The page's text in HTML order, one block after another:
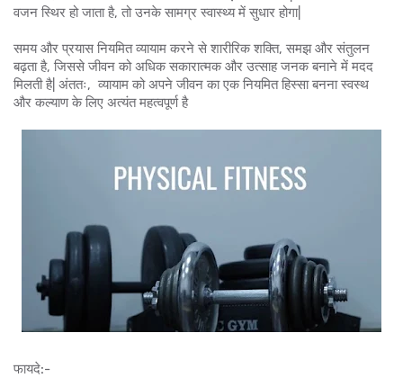
वजन स्थिर हो जाता है, तो उनके सामग्र स्वास्थ्य में सुधार होगा|
समय और प्रयास नियमित व्यायाम करने से शारीरिक शक्ति, समझ और संतुलन
बढ़ता है, जिससे जीवन को अधिक सकारात्मक और उत्साह जनक बनाने में मदद
मिलती है| अंततः, व्यायाम को अपने जीवन का एक नियमित हिस्सा बनना स्वस्थ
और कल्याण के लिए अत्यंत महत्वपूर्ण है
फायदे:-